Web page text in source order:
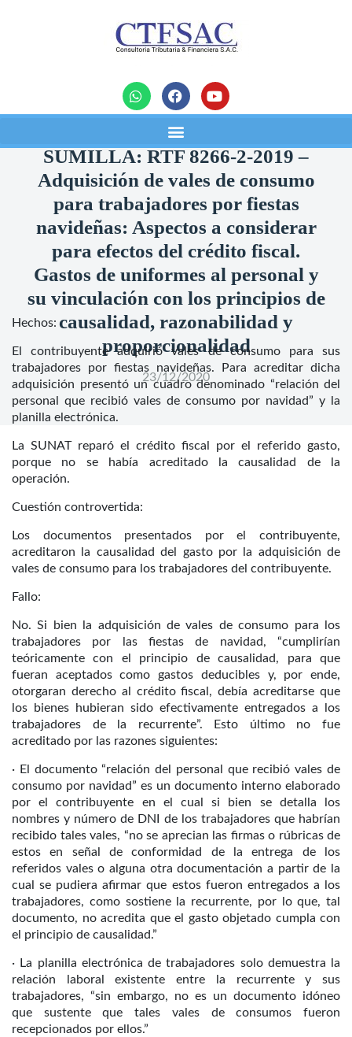
noticias
SUMILLA: RTF 8266-2-2019 –
Adquisición de vales de consumo
para trabajadores por fiestas
navideñas: Aspectos a considerar
para efectos del crédito fiscal.
Gastos de uniformes al personal y
su vinculación con los principios de
causalidad, razonabilidad y
proporcionalidad
23/12/2020
Hechos:
El contribuyente adquirió vales de consumo para sus
trabajadores por fiestas navideñas. Para acreditar dicha
adquisición presentó un cuadro denominado “relación del
personal que recibió vales de consumo por navidad” y la
planilla electrónica.
La SUNAT reparó el crédito fiscal por el referido gasto,
porque no se había acreditado la causalidad de la
operación.
Cuestión controvertida:
Los documentos presentados por el contribuyente,
acreditaron la causalidad del gasto por la adquisición de
vales de consumo para los trabajadores del contribuyente.
Fallo:
No. Si bien la adquisición de vales de consumo para los
trabajadores por las fiestas de navidad, “cumplirían
teóricamente con el principio de causalidad, para que
fueran aceptados como gastos deducibles y, por ende,
otorgaran derecho al crédito fiscal, debía acreditarse que
los bienes hubieran sido efectivamente entregados a los
trabajadores de la recurrente”. Esto último no fue
acreditado por las razones siguientes:
· El documento “relación del personal que recibió vales de
consumo por navidad” es un documento interno elaborado
por el contribuyente en el cual si bien se detalla los
nombres y número de DNI de los trabajadores que habrían
recibido tales vales, “no se aprecian las firmas o rúbricas de
estos en señal de conformidad de la entrega de los
referidos vales o alguna otra documentación a partir de la
cual se pudiera afirmar que estos fueron entregados a los
trabajadores, como sostiene la recurrente, por lo que, tal
documento, no acredita que el gasto objetado cumpla con
el principio de causalidad.”
· La planilla electrónica de trabajadores solo demuestra la
relación laboral existente entre la recurrente y sus
trabajadores, “sin embargo, no es un documento idóneo
que sustente que tales vales de consumos fueron
recepcionados por ellos.”